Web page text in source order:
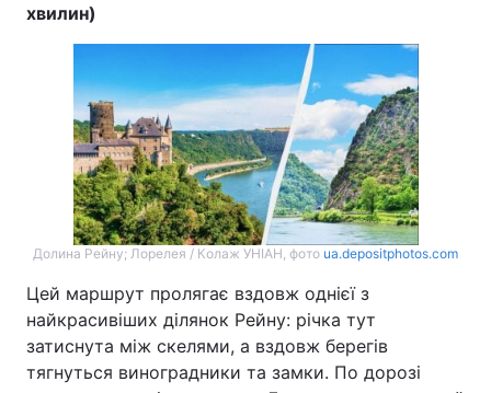
хвилин)
Долина Рейну; Лорелея / Колаж УНІАН, фото ua.depositphotos.com
Цей маршрут пролягає вздовж однієї з
найкрасивіших ділянок Рейну: річка тут
затиснута між скелями, а вздовж берегів
тягнуться виноградники та замки. По дорозі